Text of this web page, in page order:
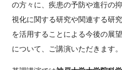
イベントお知らせメール登録
の方々に、疾患の予防や進行の
視化に関する研究や関連する研
を活用することによる今後の展
について、ご講演いただきます。